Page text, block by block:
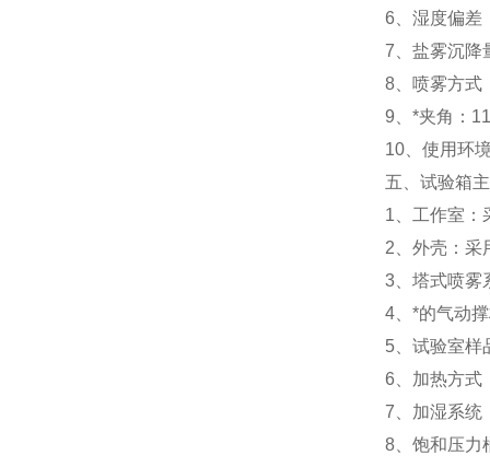
6、湿度偏差
7、盐雾沉降
8、喷雾方式
9、*夹角：
10、使用环
五、试验箱
1、工作室：
2、外壳：采
3、塔式喷雾
4、*的气动
5、试验室样
6、加热方式
7、加湿系统
8、饱和压力